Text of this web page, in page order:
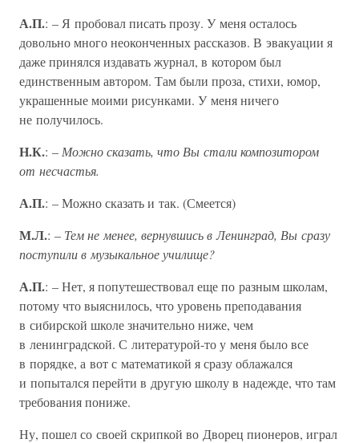
А.П.: – Я пробовал писать прозу. У меня осталось
довольно много неоконченных рассказов. В эвакуации я
даже принялся издавать журнал, в котором был
единственным автором. Там были проза, стихи, юмор,
украшенные моими рисунками. У меня ничего
не получилось.
Н.К.: – Можно сказать, что Вы стали композитором
от несчастья.
А.П.: – Можно сказать и так. (Смеется)
М.Л.: – Тем не менее, вернувшись в Ленинград, Вы сразу
поступили в музыкальное училище?
А.П.: – Нет, я попутешествовал еще по разным школам,
потому что выяснилось, что уровень преподавания
в сибирской школе значительно ниже, чем
в ленинградской. С литературой-то у меня было все
в порядке, а вот с математикой я сразу облажался
и попытался перейти в другую школу в надежде, что там
требования пониже.
Ну, пошел со своей скрипкой во Дворец пионеров, играл